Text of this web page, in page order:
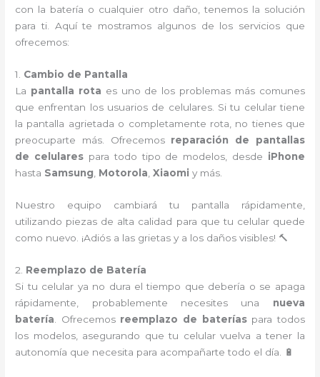
con la batería o cualquier otro daño, tenemos la solución
para ti. Aquí te mostramos algunos de los servicios que
ofrecemos:
1. Cambio de Pantalla
La pantalla rota es uno de los problemas más comunes
que enfrentan los usuarios de celulares. Si tu celular tiene
la pantalla agrietada o completamente rota, no tienes que
preocuparte más. Ofrecemos reparación de pantallas
de celularespara todo tipo de modelos, desde iPhone
hasta Samsung Motorola ,Xiaomi y más.
Nuestro equipo cambiará tu pantalla rápidamente,
utilizando piezas de alta calidad para que tu celular quede
como nuevo. ¡Adiós a las grietas y a los daños visibles! 🔨
2. Reemplazo de Batería
Si tu celular ya no dura el tiempo que debería o se apaga
rápidamente, probablemente necesites una nueva
batería . Ofrecemos reemplazo de bateríaspara todos
los modelos, asegurando que tu celular vuelva a tener la
autonomía que necesita para acompañarte todo el día. 🔋